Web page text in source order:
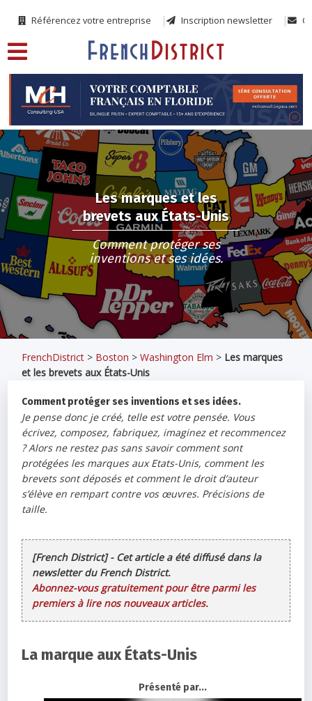
Référencez votre entreprise Inscription newsletter
Les marques et les
brevets aux États-Unis
Comment protéger ses
inventions et ses idées.
FrenchDistrict > Boston >Washington Elm > Les marques
et les brevets aux États-Unis
Comment protéger ses inventions et ses idées.
Je pense donc je créé, telle est votre pensée. Vous
écrivez, composez, fabriquez, imaginez et recommencez
? Alors ne restez pas sans savoir comment sont
protégées les marques aux Etats-Unis, comment les
brevets sont déposés et comment le droit d’auteur
s’élève en rempart contre vos œuvres. Précisions de
taille.
[French District] - Cet article a été diffusé dans la
newsletter du French District.
Abonnez-vous gratuitement pour être parmi les
premiers à lire nos nouveaux articles.
La marque aux États-Unis
Présenté par...